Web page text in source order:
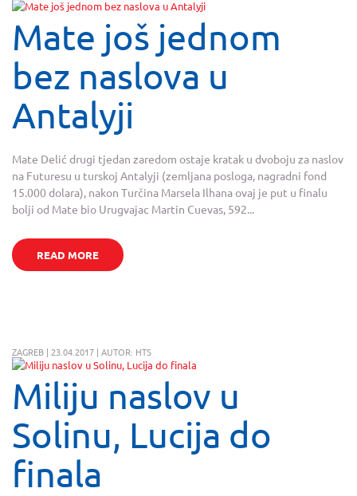
Mate još jednom
bez naslova u
Antalyji
Mate Delić drugi tjedan zaredom ostaje kratak u dvoboju za naslov
na Futuresu u turskoj Antalyji (zemljana posloga, nagradni fond
15.000 dolara), nakon Turčina Marsela Ilhana ovaj je put u finalu
bolji od Mate bio Urugvajac Martin Cuevas, 592...
READ MORE
ZAGREB | 23.04.2017 | AUTOR: HTS
Miliju naslov u
Solinu, Lucija do
finala